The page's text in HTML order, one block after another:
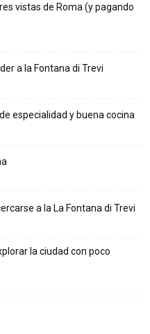
vistas de Roma (y pagando
a la Fontana di Trevi
especialidad y buena cocina
a la La Fontana di Trevi
la ciudad con poco